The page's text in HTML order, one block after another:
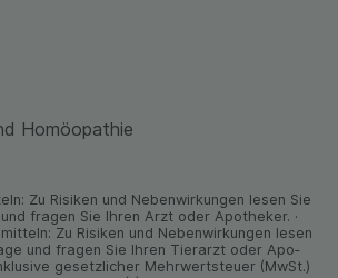
Homöopathie
Zu Risiken und Neben­wirkungen lesen Sie
fragen Sie Ihren Arzt oder Apo­theker. ·
Zu Risiken und Neben­wirkungen lesen
und fragen Sie Ihren Tier­arzt oder Apo­
gesetz­licher Mehrwertsteuer (MwSt.)